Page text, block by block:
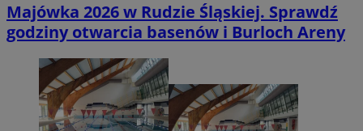
Majówka 2026 w Rudzie Śląskiej. Sprawdź
godziny otwarcia basenów i Burloch Areny